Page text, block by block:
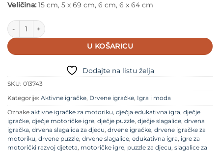
Veličina: 15 cm, 5 x 69 cm, 6 cm, 6 x 64 cm
Speedy Monkey - Drvena igra Train količina
U KOŠARICU
Dodajte na listu želja
SKU: 013743
Kategorije: Aktivne igračke, Drvene igračke, Igra i moda
Oznake aktivne igračke za motoriku, dječja edukativna igra, dječje
igračke, dječje motoričke igre, dječje puzzle, dječje slagalice, drvena
igračka, drvena slagalica za djecu, drvene igračke, drvene igračke za
motoriku, drvene puzzle, drvene slagalice, edukativna igra, igre za
motorički razvoj djeteta, motoričke igre, puzzle za djecu, slagalice za